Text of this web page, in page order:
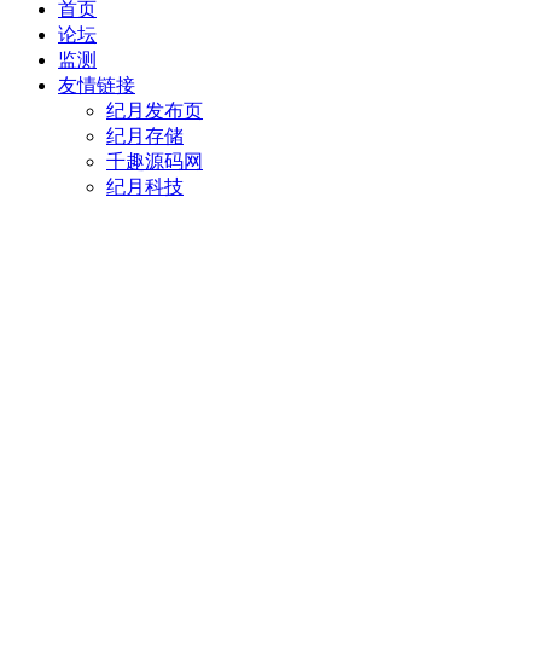
首页
论坛
监测
友情链接
纪月发布页
纪月存储
千趣源码网
纪月科技